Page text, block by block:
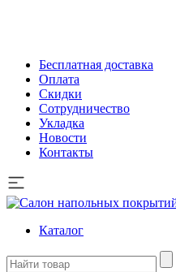
Бесплатная доставка
Оплата
Скидки
Сотрудничество
Укладка
Новости
Контакты
Каталог